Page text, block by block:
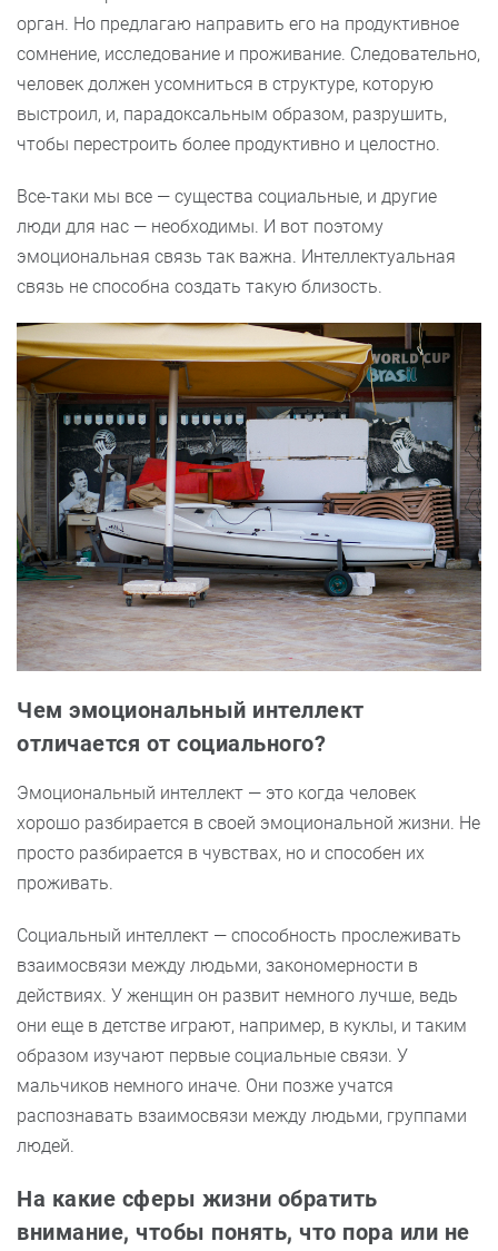
орган. Но предлагаю направить его на продуктивное
сомнение, исследование и проживание. Следовательно,
человек должен усомниться в структуре, которую
выстроил, и, парадоксальным образом, разрушить,
чтобы перестроить более продуктивно и целостно.
Все-таки мы все — существа социальные, и другие
люди для нас — необходимы. И вот поэтому
эмоциональная связь так важна. Интеллектуальная
связь не способна создать такую близость.
Чем эмоциональный интеллект
отличается от социального?
Эмоциональный интеллект — это когда человек
хорошо разбирается в своей эмоциональной жизни. Не
просто разбирается в чувствах, но и способен их
проживать.
Социальный интеллект — способность прослеживать
взаимосвязи между людьми, закономерности в
действиях. У женщин он развит немного лучше, ведь
они еще в детстве играют, например, в куклы, и таким
образом изучают первые социальные связи. У
мальчиков немного иначе. Они позже учатся
распознавать взаимосвязи между людьми, группами
людей.
На какие сферы жизни обратить
внимание, чтобы понять, что пора или не